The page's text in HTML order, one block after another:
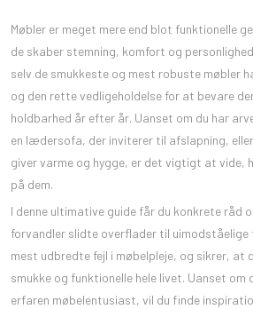
Møbler er meget mere end blot funktionelle
de skaber stemning, komfort og
selv de smukkeste og mest robuste møbler
og den rette vedligeholdelse for at bevare
holdbarhed år efter år. Uanset om du har
en lædersofa, der inviterer til afslapning,
giver varme og hygge, er det vigtigt at vide,
på dem.
I denne ultimative guide får du konkrete råd
forvandler slidte overflader til
mest udbredte fejl i møbelpleje, og sikrer, at
smukke og funktionelle hele livet. Uanset om
erfaren møbelentusiast, vil du finde